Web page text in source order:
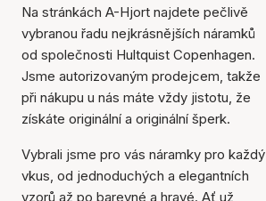
Na stránkách A-Hjort najdete pečlivě
vybranou řadu nejkrásnějších náramků
od společnosti Hultquist Copenhagen.
Jsme autorizovaným prodejcem, takže
při nákupu u nás máte vždy jistotu, že
získáte originální a originální šperk.
Vybrali jsme pro vás náramky pro každý
vkus, od jednoduchých a elegantních
vzorů až po barevné a hravé. Ať už